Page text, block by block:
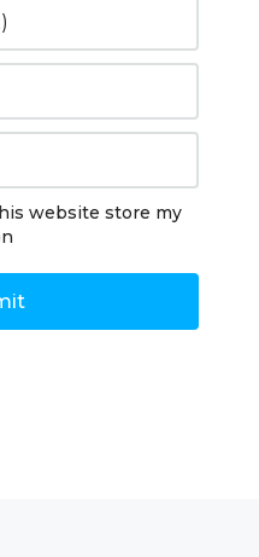
website store my